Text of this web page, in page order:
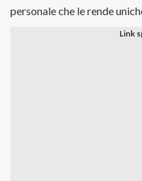
personale che le rende